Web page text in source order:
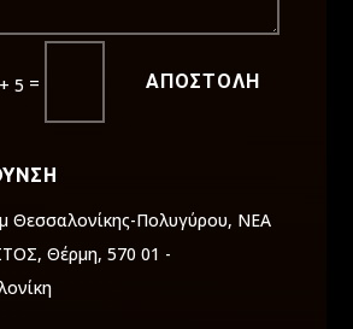
5 = ΑΠΟΣΤΟΛΗ
Θεσσαλονίκης-Πολυγύρου, ΝΕΑ
Θέρμη, 570 01 -